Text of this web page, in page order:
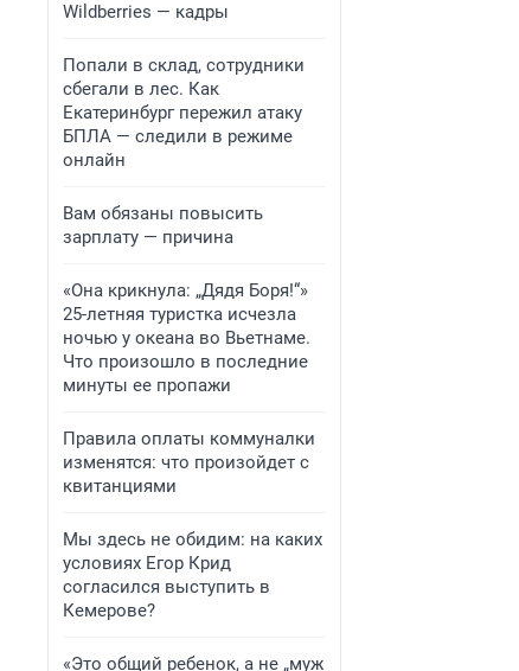
Wildberries — кадры
Попали в склад, сотрудники
сбегали в лес. Как
Екатеринбург пережил атаку
БПЛА — следили в режиме
онлайн
Вам обязаны повысить
зарплату — причина
«Она крикнула: „Дядя Боря!“»
25-летняя туристка исчезла
ночью у океана во Вьетнаме.
Что произошло в последние
минуты ее пропажи
Правила оплаты коммуналки
изменятся: что произойдет с
квитанциями
Мы здесь не обидим: на каких
условиях Егор Крид
согласился выступить в
Кемерове?
«Это общий ребенок, а не „муж